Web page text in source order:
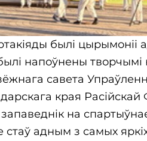
былі цырымоніі
напоўнены творчымі
савета
края
на
стаў адным з самых